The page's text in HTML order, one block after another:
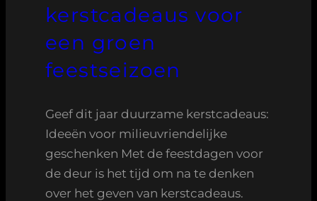
kerstcadeaus voor
een groen
feestseizoen
Geef dit jaar duurzame kerstcadeaus:
Ideeën voor milieuvriendelijke
geschenken Met de feestdagen voor
de deur is het tijd om na te denken
over het geven van kerstcadeaus.